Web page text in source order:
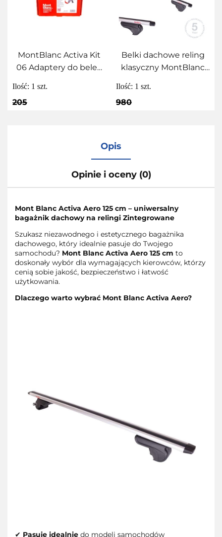
MontBlanc Activa Kit
06 Adaptery do belek
205
Ilość: 1 szt.
Belki dachowe reling
klasyczny MontBlanc
980
Ilość: 1 szt.
Opis
Opinie i oceny (0)
Mont Blanc Activa Aero 125 cm – uniwersalny
bagażnik dachowy na relingi Zintegrowane
Szukasz niezawodnego i estetycznego bagażnika
dachowego, który idealnie pasuje do Twojego
samochodu? Mont Blanc Activa Aero 125 cm to
doskonały wybór dla wymagających kierowców, którzy
cenią sobie jakość, bezpieczeństwo i łatwość
użytkowania.
Dlaczego warto wybrać Mont Blanc Activa Aero?
✔ Pasuje idealnie do modeli samochodów